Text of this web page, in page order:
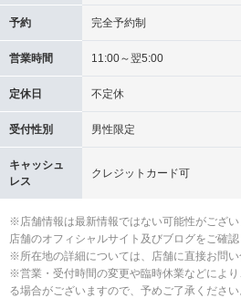
予約 完全予約制
営業時間 11:00～翌5:00
定休日 不定休
受付性別 男性限定
キャッシュ
レス
クレジットカード可
※店舗情報は最新情報ではない可能性がござい
店舗のオフィシャルサイト及びブログをご確
※所在地の詳細については、店舗に直接お問
※営業・受付時間の変更や臨時休業などによ
る場合がございますので、予めご了承くださ